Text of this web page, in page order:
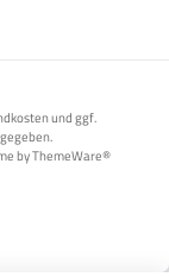
und ggf.
byThemeWare®